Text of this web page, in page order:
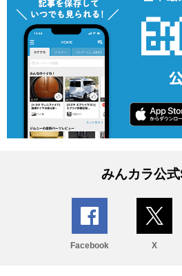
みんカラ公
Facebook X